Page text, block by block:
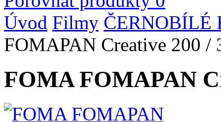
Úvod Filmy ČERNOBÍLÉ
FOMAPAN Creative 200 /
FOMA FOMAPAN